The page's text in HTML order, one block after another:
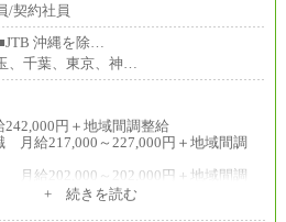
/契約社員
沖縄を除…
、千葉、東京、神…
円＋地域間調整給
月給217,000～227,000円＋地域間調
給202,000～202,000円＋地域間調
+ 続きを読む